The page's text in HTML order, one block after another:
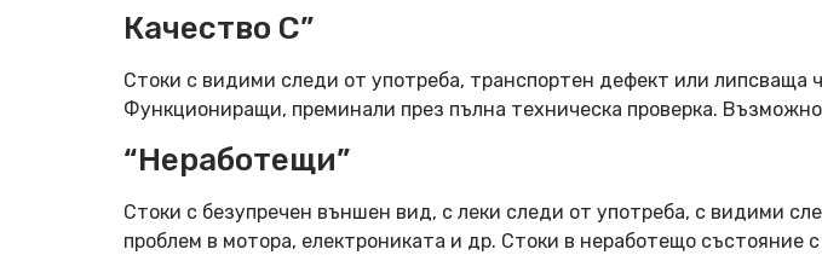
Качество C”
Стоки с видими следи от употреба, транспортен дефект или
Функциониращи, преминали през пълна техническа проверка.
“Неработещи”
Стоки с безупречен външен вид, с леки следи от употреба, с видими
проблем в мотора, електрониката и др. Стоки в неработещо